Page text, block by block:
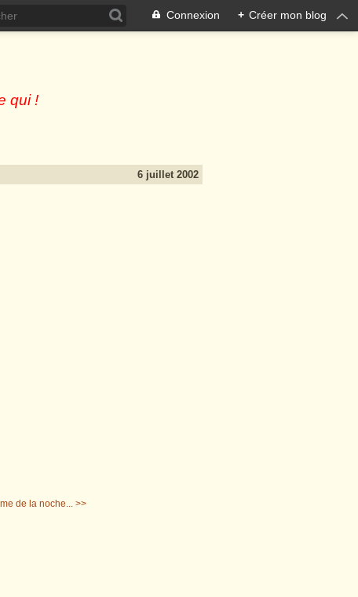
Connexion + Créer mon blog
qui !
6 juillet 2002
de la noche... >>